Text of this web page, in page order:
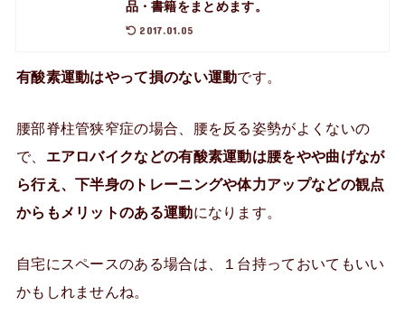
品・書籍をまとめます。
2017.01.05
有酸素運動はやって損のない運動です。
腰部脊柱管狭窄症の場合、腰を反る姿勢がよくないの
で、 エアロバイクなどの有酸素運動は腰をやや曲げなが
ら行え、下半身のトレーニングや体力アップなどの観点
からもメリットのある運動になります。
自宅にスペースのある場合は、１台持っておいてもいい
かもしれませんね。